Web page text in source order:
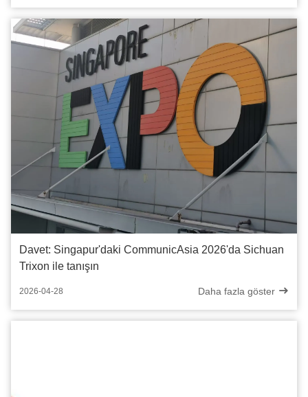
Davet: Singapur'daki CommunicAsia 2026'da Sichuan
Trixon ile tanışın
2026-04-28 Daha fazla göster